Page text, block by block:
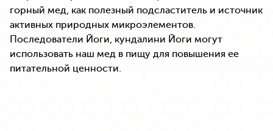
горный мед, как полезный подсластитель и источник
активных природных микроэлементов.
Последователи Йоги, кундалини Йоги могут
использовать наш мед в пищу для повышения ее
питательной ценности.